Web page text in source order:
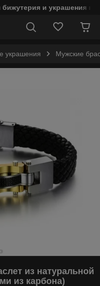
и украшения в
украшения Мужские
из натуральной
из карбона)